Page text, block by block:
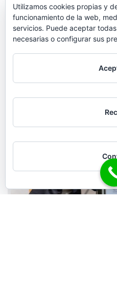
Utilizamos cookies propias y
funcionamiento de la web,
servicios. Puede aceptar
necesarias o configurar sus